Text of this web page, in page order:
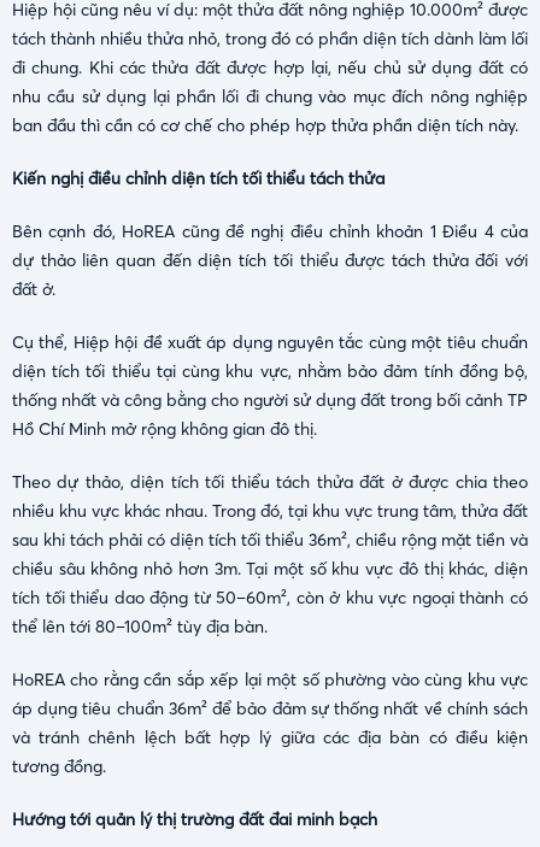
Hiệp hội cũng nêu ví dụ: một thửa đất nông nghiệp 10.000m² được
tách thành nhiều thửa nhỏ, trong đó có phần diện tích dành làm lối
đi chung. Khi các thửa đất được hợp lại, nếu chủ sử dụng đất có
nhu cầu sử dụng lại phần lối đi chung vào mục đích nông nghiệp
ban đầu thì cần có cơ chế cho phép hợp thửa phần diện tích này.
Kiến nghị điều chỉnh diện tích tối thiểu tách thửa
Bên cạnh đó, HoREA cũng đề nghị điều chỉnh khoản 1 Điều 4 của
dự thảo liên quan đến diện tích tối thiểu được tách thửa đối với
đất ở.
Cụ thể, Hiệp hội đề xuất áp dụng nguyên tắc cùng một tiêu chuẩn
diện tích tối thiểu tại cùng khu vực, nhằm bảo đảm tính đồng bộ,
thống nhất và công bằng cho người sử dụng đất trong bối cảnh TP
Hồ Chí Minh mở rộng không gian đô thị.
Theo dự thảo, diện tích tối thiểu tách thửa đất ở được chia theo
nhiều khu vực khác nhau. Trong đó, tại khu vực trung tâm, thửa đất
sau khi tách phải có diện tích tối thiểu 36m², chiều rộng mặt tiền và
chiều sâu không nhỏ hơn 3m. Tại một số khu vực đô thị khác, diện
tích tối thiểu dao động từ 50–60m², còn ở khu vực ngoại thành có
thể lên tới 80–100m² tùy địa bàn.
HoREA cho rằng cần sắp xếp lại một số phường vào cùng khu vực
áp dụng tiêu chuẩn 36m² để bảo đảm sự thống nhất về chính sách
và tránh chênh lệch bất hợp lý giữa các địa bàn có điều kiện
tương đồng.
Hướng tới quản lý thị trường đất đai minh bạch